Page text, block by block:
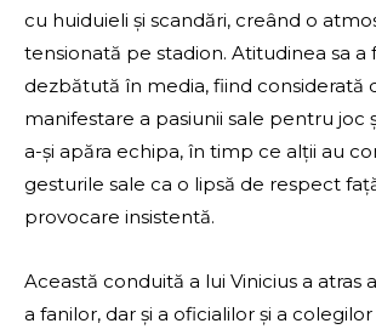
cu huiduieli și scandări, creând o
tensionată pe stadion. Atitudinea sa a
dezbătută în media, fiind considerată
manifestare a pasiunii sale pentru joc
a-și apăra echipa, în timp ce alții au
gesturile sale ca o lipsă de respect
provocare insistentă.
Această conduită a lui Vinicius a atras
a fanilor, dar și a oficialilor și a